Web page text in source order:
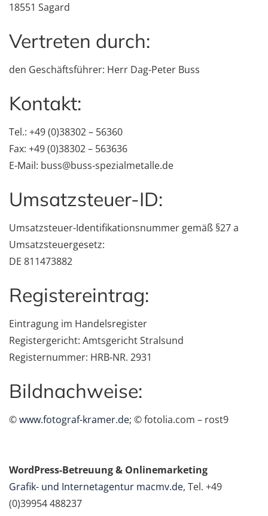
18551 Sagard
Vertreten durch:
den Geschäftsführer: Herr Dag-Peter Buss
Kontakt:
Tel.: +49 (0)38302 – 56360
Fax: +49 (0)38302 – 563636
E-Mail: buss@buss-spezialmetalle.de
Umsatzsteuer-ID:
Umsatzsteuer-Identifikationsnummer gemäß §27 a
Umsatzsteuergesetz:
DE 811473882
Registereintrag:
Eintragung im Handelsregister
Registergericht: Amtsgericht Stralsund
Registernummer: HRB-NR. 2931
Bildnachweise:
©www.fotograf-kramer.de; © fotolia.com – rost9
WordPress-Betreuung & Onlinemarketing
Grafik- und Internetagentur macmv.de, Tel. +49
(0)39954 488237